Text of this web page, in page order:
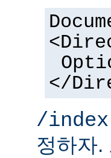
</
/
정하자.